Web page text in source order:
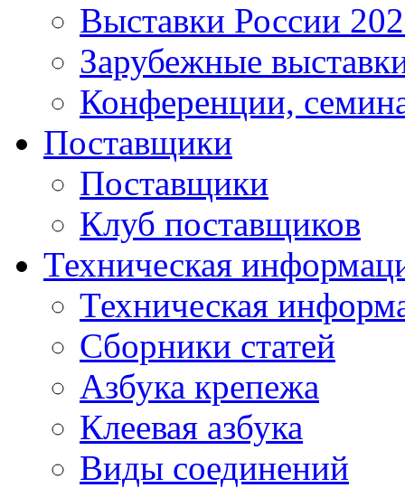
Выставки России
Зарубежные
Конференции,
Поставщики
Поставщики
Клуб поставщиков
Техническая
Техническая
Сборники статей
Азбука крепежа
Клеевая азбука
Виды соединений